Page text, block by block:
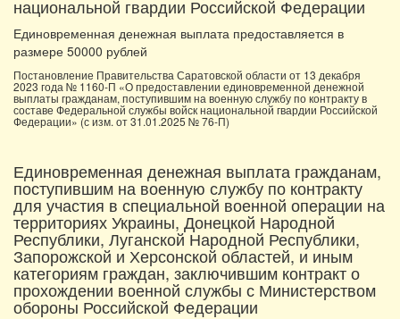
национальной гвардии Российской Федерации
Единовременная денежная выплата предоставляется в
размере 50000 рублей
Постановление Правительства Саратовской области от 13 декабря
2023 года № 1160-П «О предоставлении единовременной денежной
выплаты гражданам, поступившим на военную службу по контракту в
составе Федеральной службы войск национальной гвардии Российской
Федерации» (с изм. от 31.01.2025 № 76-П)
Единовременная денежная выплата гражданам,
поступившим на военную службу по контракту
для участия в специальной военной операции на
территориях Украины, Донецкой Народной
Республики, Луганской Народной Республики,
Запорожской и Херсонской областей, и иным
категориям граждан, заключившим контракт о
прохождении военной службы с Министерством
обороны Российской Федерации